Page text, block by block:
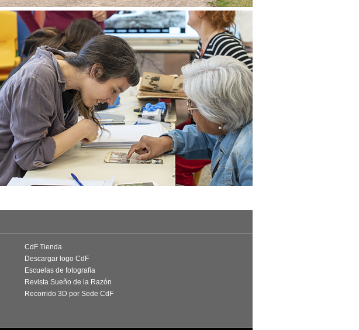
CdF Tienda
Descargar logo CdF
Escuelas de fotografía
Revista Sueño de la Razón
Recorrido 3D por Sede CdF